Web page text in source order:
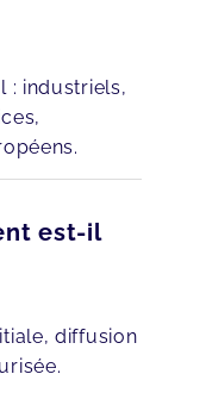
: industriels,
est-il
diffusion